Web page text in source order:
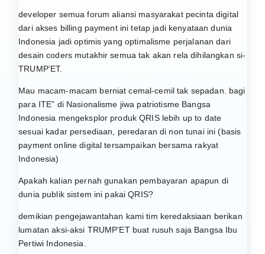
developer semua forum aliansi masyarakat pecinta digital
dari akses billing payment ini tetap jadi kenyataan dunia
Indonesia jadi optimis yang optimalisme perjalanan dari
desain coders mutakhir semua tak akan rela dihilangkan si-
TRUMP’ET.
Mau macam-macam berniat cemal-cemil tak sepadan. bagi
para ITE” di Nasionalisme jiwa patriotisme Bangsa
Indonesia mengeksplor produk QRIS lebih up to date
sesuai kadar persediaan, peredaran di non tunai ini (basis
payment online digital tersampaikan bersama rakyat
Indonesia)
Apakah kalian pernah gunakan pembayaran apapun di
dunia publik sistem ini pakai QRIS?
demikian pengejawantahan kami tim keredaksiaan berikan
lumatan aksi-aksi TRUMP’ET buat rusuh saja Bangsa Ibu
Pertiwi Indonesia.